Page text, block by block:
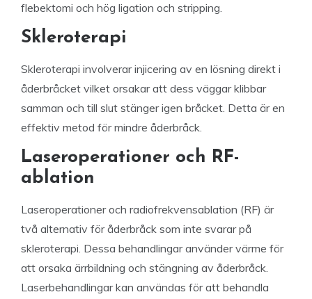
flebektomi och hög ligation och stripping.
Skleroterapi
Skleroterapi involverar injicering av en lösning direkt i
åderbråcket vilket orsakar att dess väggar klibbar
samman och till slut stänger igen bråcket. Detta är en
effektiv metod för mindre åderbråck.
Laseroperationer och RF-
ablation
Laseroperationer och radiofrekvensablation (RF) är
två alternativ för åderbråck som inte svarar på
skleroterapi. Dessa behandlingar använder värme för
att orsaka ärrbildning och stängning av åderbråck.
Laserbehandlingar kan användas för att behandla